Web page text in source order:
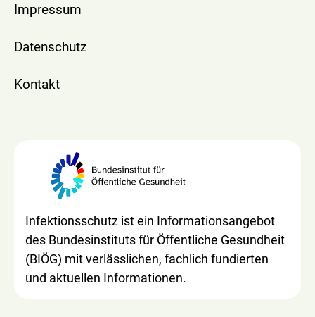
Impressum
Datenschutz
Kontakt
Infektionsschutz ist ein Informationsangebot
des Bundesinstituts für Öffentliche Gesundheit
(BIÖG) mit verlässlichen, fachlich fundierten
und aktuellen Informationen.